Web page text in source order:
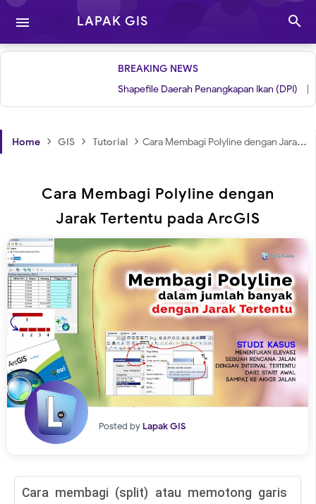
 LAPAK GIS 
BREAKING NEWS
Shapefile Daerah Penangkapan Ikan (DPI)
| Grid
Home › GIS › Tutorial › Cara Membagi Polyline dengan Jarak Tertentu pada ArcGIS
Cara Membagi Polyline dengan
Jarak Tertentu pada ArcGIS
Posted by Lapak GIS
Cara membagi (split) atau memotong garis